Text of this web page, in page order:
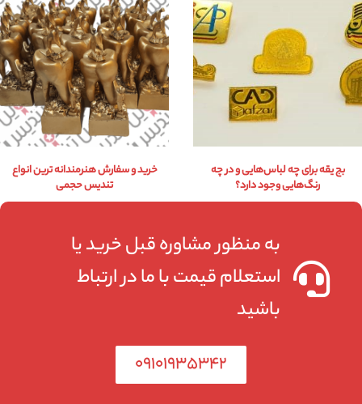
بج یقه برای چه لباس‌هایی و در چه
رنگ‌هایی وجود دارد؟
خرید و سفارش هنرمندانه ترین انواع
تندیس حجمی
به منظور مشاوره قبل خرید یا
استعلام قیمت با ما در ارتباط
باشید
۰۹۱۰۱۹۳۵۳۴۲